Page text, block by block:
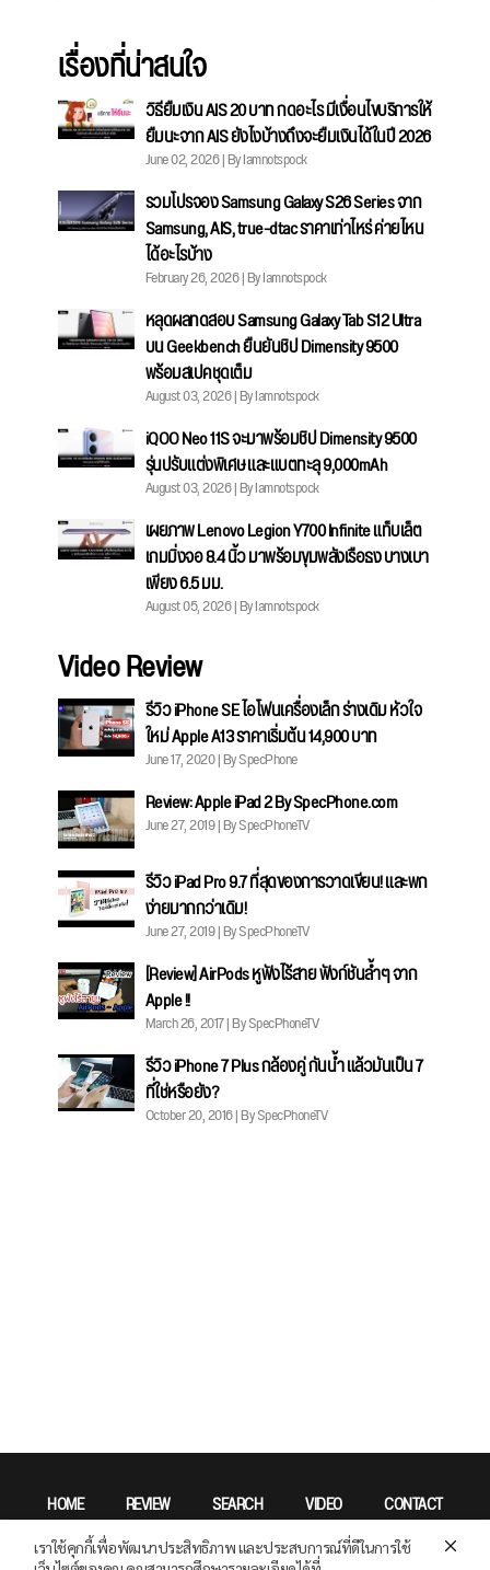
เรื่องที่น่าสนใจ
วิธียืมเงิน AIS 20 บาท กดอะไร มีเงื่อนไขบริการให้
ยืมนะจาก AIS ยังไงบ้างถึงจะยืมเงินได้ในปี 2026
June 02, 2026 | By Iamnotspock
รวมโปรจอง Samsung Galaxy S26 Series จาก
Samsung, AIS, true-dtac ราคาเท่าไหร่ ค่ายไหน
ได้อะไรบ้าง
February 26, 2026 | By Iamnotspock
หลุดผลทดสอบ Samsung Galaxy Tab S12 Ultra
บน Geekbench ยืนยันชิป Dimensity 9500
พร้อมสเปคชุดเต็ม
August 03, 2026 | By Iamnotspock
iQOO Neo 11S จะมาพร้อมชิป Dimensity 9500
รุ่นปรับแต่งพิเศษ และแบตทะลุ 9,000mAh
August 03, 2026 | By Iamnotspock
เผยภาพ Lenovo Legion Y700 Infinite แท็บเล็ต
เกมมิ่งจอ 8.4 นิ้ว มาพร้อมขุมพลังเรือธง บางเบา
เพียง 6.5 มม.
August 05, 2026 | By Iamnotspock
Video Review
รีวิว iPhone SE ไอโฟนเครื่องเล็ก ร่างเดิม หัวใจ
ใหม่ Apple A13 ราคาเริ่มต้น 14,900 บาท
June 17, 2020 | By SpecPhone
Review: Apple iPad 2 By SpecPhone.com
June 27, 2019 | By SpecPhoneTV
รีวิว iPad Pro 9.7 ที่สุดของการวาดเขียน! และพก
ง่ายมากกว่าเดิม!
June 27, 2019 | By SpecPhoneTV
[Review] AirPods หูฟังไร้สาย ฟังก์ชันล้ำๆ จาก
Apple !!
March 26, 2017 | By SpecPhoneTV
รีวิว iPhone 7 Plus กล้องคู่ กันน้ำ แล้วมันเป็น 7
ที่ใช่หรือยัง?
October 20, 2016 | By SpecPhoneTV
HOME REVIEW SEARCH VIDEO CONTACT
Privacy Policy
เราใช้คุกกี้เพื่อพัฒนาประสิทธิภาพ และประสบการณ์ที่ดีในการใช้